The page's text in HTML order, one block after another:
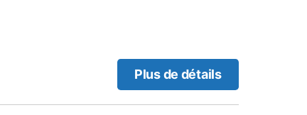
Plus de détails